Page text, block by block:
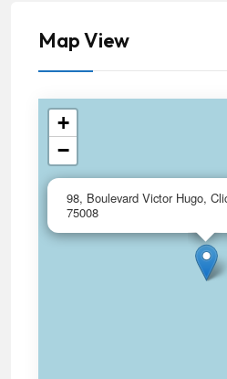
Map View
98, Boulevard Victor Hugo,
75008
+
−